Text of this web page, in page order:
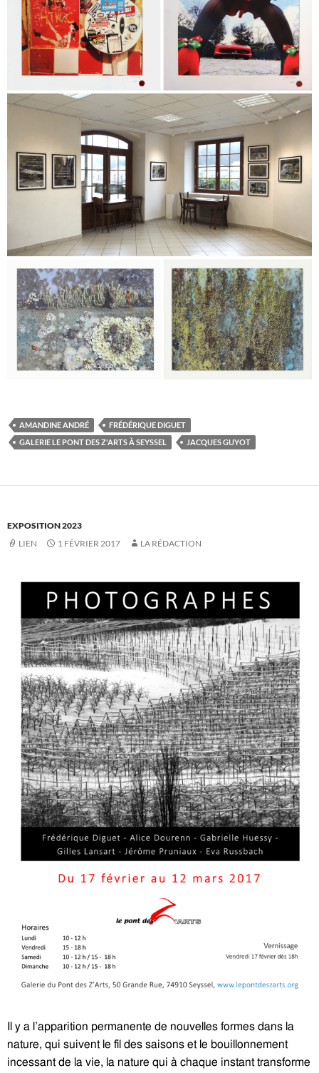
AMANDINE ANDRÉ
FRÉDÉRIQUE DIGUET
GALERIE LE PONT DES Z'ARTS À SEYSSEL
JACQUES GUYOT
EXPOSITION 2023
LIEN
1 FÉVRIER 2017 LA RÉDACTION
Il y a l’apparition permanente de nouvelles formes dans la
nature, qui suivent le fil des saisons et le bouillonnement
incessant de la vie, la nature qui à chaque instant transforme